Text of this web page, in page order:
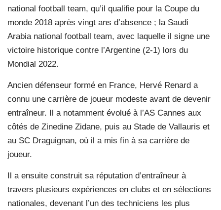
national football team, qu’il qualifie pour la Coupe du
monde 2018 après vingt ans d’absence ; la Saudi
Arabia national football team, avec laquelle il signe une
victoire historique contre l’Argentine (2-1) lors du
Mondial 2022.
Ancien défenseur formé en France, Hervé Renard a
connu une carrière de joueur modeste avant de devenir
entraîneur. Il a notamment évolué à l’AS Cannes aux
côtés de Zinedine Zidane, puis au Stade de Vallauris et
au SC Draguignan, où il a mis fin à sa carrière de
joueur.
Il a ensuite construit sa réputation d’entraîneur à
travers plusieurs expériences en clubs et en sélections
nationales, devenant l’un des techniciens les plus